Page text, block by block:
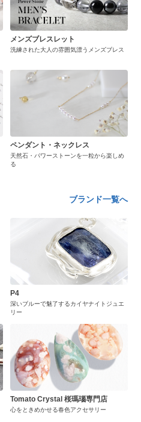
メンズブレスレット
洗練された大人の雰囲気漂うメンズブレス
ペンダント・ネックレス
天然石・パワーストーンを一粒から楽しめ
る
ブランド一覧へ
P4
深いブルーで魅了するカイヤナイトジュエ
リー
Tomato Crystal 桜瑪瑙専門店
心をときめかせる春色アクセサリー